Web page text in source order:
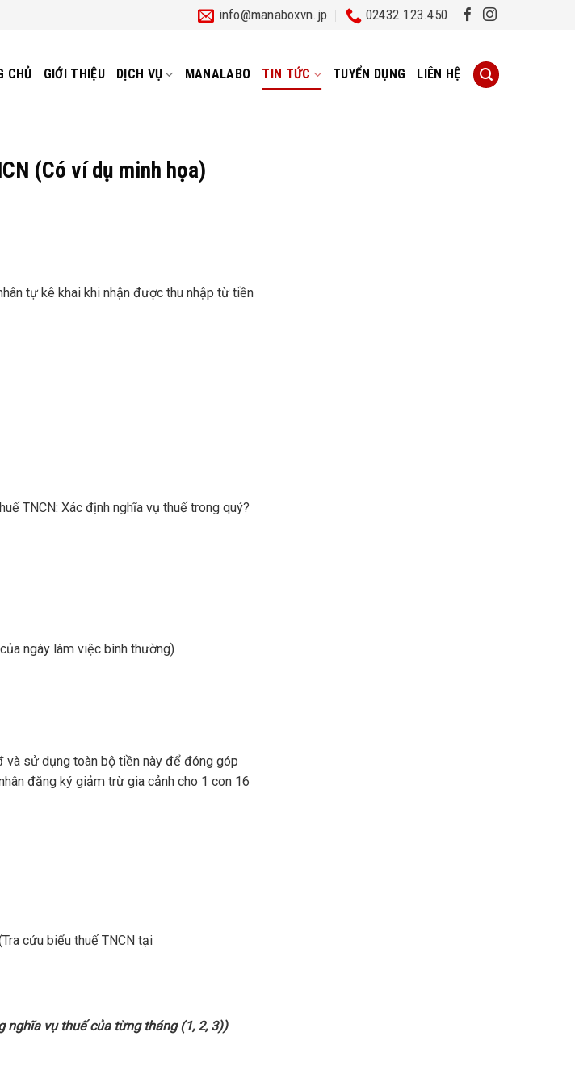
info@manaboxvn.jp 02432.123.450
CHỦ GIỚI THIỆU DỊCH VỤ MANALABO TIN TỨC TUYỂN DỤNG LIÊN HỆ
(Có ví dụ minh họa)
tự kê khai khi nhận được thu nhập từ tiền
TNCN: Xác định nghĩa vụ thuế trong quý?
ngày làm việc bình thường)
và sử dụng toàn bộ tiền này để đóng góp
đăng ký giảm trừ gia cảnh cho 1 con 16
cứu biểu thuế TNCN tại
nghĩa vụ thuế của từng tháng (1, 2, 3))